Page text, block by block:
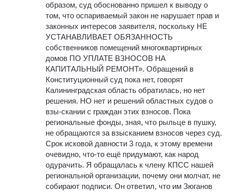
образом, суд обоснованно пришел к выводу о
том, что оспариваемый закон не нарушает прав и
законных интересов заявителя, поскольку НЕ
УСТАНАВЛИВАЕТ ОБЯЗАННОСТЬ
собственников помещений многоквартирных
домов ПО УПЛАТЕ ВЗНОСОВ НА
КАПИТАЛЬНЫЙ РЕМОНТ». Обращений в
Конституционный суд пока нет, говорят
Калининградская область обратилась, но нет
решения. НО нет и решений областных судов о
взы-скании с граждан этих взносов. Пока
региональные фонды, зная, что рыльце в пушку,
не обращаются за взысканием взносов через суд.
Срок исковой давности 3 года, к этому времени
очевидно, что-то ещё придумают, как народ
одурачить. Я обращалась к члену КПСС нашей
региональной организации, почему они молчат, не
собирают подписи. Он ответил, что им Зюганов